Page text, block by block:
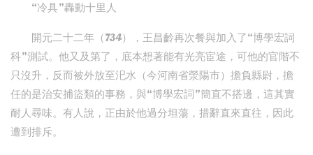
“冷具”轟動十里人
開元二十二年（734），王昌齡再次餐與加入了“博學宏詞
科”測試。他又及第了，底本想著能有光亮宦途，可他的官階不
只沒升，反而被外放至汜水（今河南省滎陽市）擔負縣尉，擔
任的是治安捕盜類的事務，與“博學宏詞”簡直不搭邊，這其實
耐人尋味。有人說，正由於他過分坦蕩，措辭直來直往，因此
遭到排斥。